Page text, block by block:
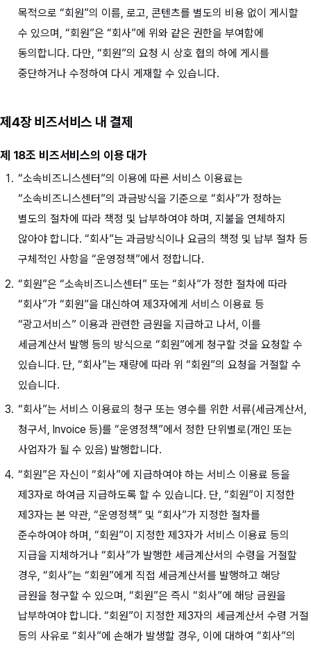
목적으로 “회원”의 이름, 로고, 콘텐츠를 별도의 비용 없이 게시할
수 있으며, “회원”은 “회사”에 위와 같은 권한을 부여함에
동의합니다. 다만, “회원”의 요청 시 상호 협의 하에 게시를
중단하거나 수정하여 다시 게재할 수 있습니다.
제4장 비즈서비스 내 결제
제 18조 비즈서비스의 이용 대가
“소속비즈니스센터”의 이용에 따른 서비스 이용료는
“소속비즈니스센터”의 과금방식을 기준으로 “회사”가 정하는
별도의 절차에 따라 책정 및 납부하여야 하며, 지불을 연체하지
않아야 합니다. “회사”는 과금방식이나 요금의 책정 및 납부 절차 등
구체적인 사항을 “운영정책”에서 정합니다.
“회원”은 “소속비즈니스센터” 또는 “회사”가 정한 절차에 따라
“회사”가 “회원”을 대신하여 제3자에게 서비스 이용료 등
“광고서비스” 이용과 관련한 금원을 지급하고 나서, 이를
세금계산서 발행 등의 방식으로 “회원”에게 청구할 것을 요청할 수
있습니다. 단, “회사”는 재량에 따라 위 “회원”의 요청을 거절할 수
있습니다.
“회사”는 서비스 이용료의 청구 또는 영수를 위한 서류(세금계산서,
청구서, Invoice 등)를 “운영정책”에서 정한 단위별로(개인 또는
사업자가 될 수 있음) 발행합니다.
“회원”은 자신이 “회사”에 지급하여야 하는 서비스 이용료 등을
제3자로 하여금 지급하도록 할 수 있습니다. 단, “회원”이 지정한
제3자는 본 약관, “운영정책” 및 “회사”가 지정한 절차를
준수하여야 하며, “회원”이 지정한 제3자가 서비스 이용료 등의
지급을 지체하거나 “회사”가 발행한 세금계산서의 수령을 거절할
경우, “회사”는 “회원”에게 직접 세금계산서를 발행하고 해당
금원을 청구할 수 있으며, “회원”은 즉시 “회사”에 해당 금원을
납부하여야 합니다. “회원”이 지정한 제3자의 세금계산서 수령 거절
등의 사유로 “회사”에 손해가 발생할 경우, 이에 대하여 “회사”의